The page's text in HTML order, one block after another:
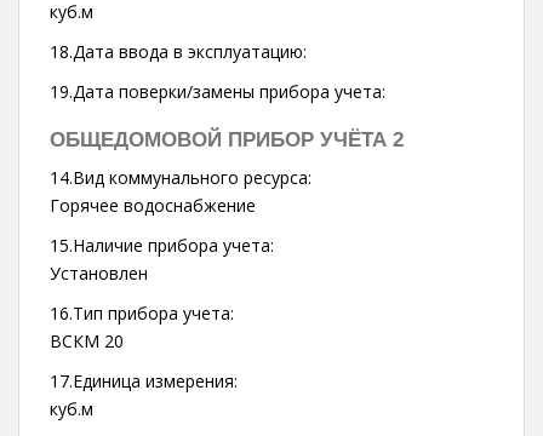
куб.м
18.Дата ввода в эксплуатацию:
19.Дата поверки/замены прибора учета:
ОБЩЕДОМОВОЙ ПРИБОР УЧЁТА 2
14.Вид коммунального ресурса:
Горячее водоснабжение
15.Наличие прибора учета:
Установлен
16.Тип прибора учета:
ВСКМ 20
17.Единица измерения:
куб.м